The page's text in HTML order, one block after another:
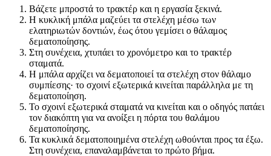
Βάζετε μπροστά το τρακτέρ και η εργασία ξεκινά.
Η κυκλική μπάλα μαζεύει τα στελέχη μέσω των
ελατηριωτών δοντιών, έως ότου γεμίσει ο θάλαμος
δεματοποίησης.
Στη συνέχεια, χτυπάει το χρονόμετρο και το τρακτέρ
σταματά.
Η μπάλα αρχίζει να δεματοποιεί τα στελέχη στον θάλαμο
συμπίεσης· το σχοινί εξωτερικά κινείται παράλληλα με τη
δεματοποίηση.
Το σχοινί εξωτερικά σταματά να κινείται και ο οδηγός πατάει
τον διακόπτη για να ανοίξει η πόρτα του θαλάμου
δεματοποίησης.
Τα κυκλικά δεματοποιημένα στελέχη ωθούνται προς τα έξω.
Στη συνέχεια, επαναλαμβάνεται το πρώτο βήμα.